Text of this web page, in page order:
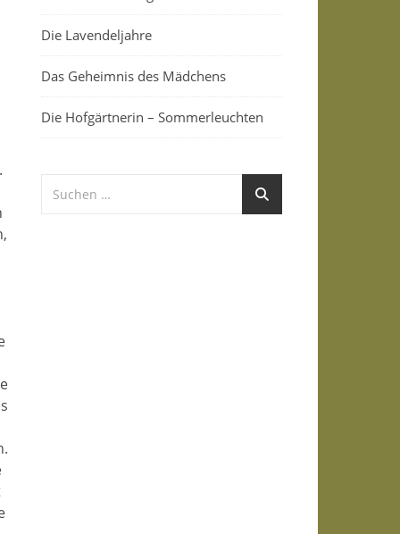
Die Lavendeljahre
Das Geheimnis des Mädchens
Die Hofgärtnerin – Sommerleuchten